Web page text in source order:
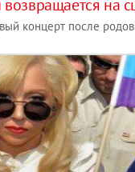
на
концерт после родов